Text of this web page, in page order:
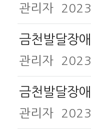
관리자
관리자
금천발달장
관리자